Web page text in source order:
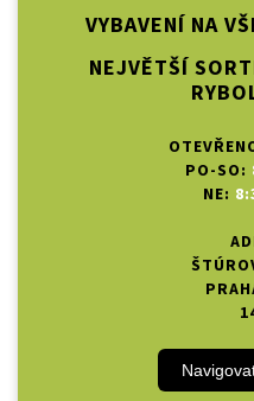
VYBAVENÍ NA
NEJVĚTŠÍ
PO-SO:
NE: